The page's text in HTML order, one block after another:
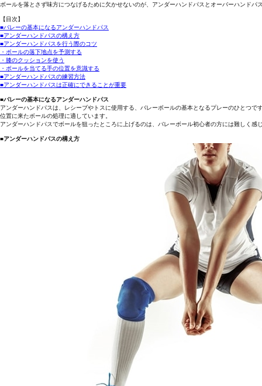
ボールを落とさず味方につなげるために欠かせないのが、アンダーハンドパスとオーバーハンド
【目次】
■バレーの基本になるアンダーハンドパス
■アンダーハンドパスの構え方
■アンダーハンドパスを行う際のコツ
・ボールの落下地点を予測する
・膝のクッションを使う
・ボールを当てる手の位置を意識する
■アンダーハンドパスの練習方法
■アンダーハンドパスは正確にできることが重要
■バレーの基本になるアンダーハンドパス
アンダーハンドパスは、レシーブやトスに使用する、バレーボールの基本となるプレーのひとつ
位置に来たボールの処理に適しています。
アンダーハンドパスでボールを狙ったところに上げるのは、バレーボール初心者の方には難しく
■アンダーハンドパスの構え方